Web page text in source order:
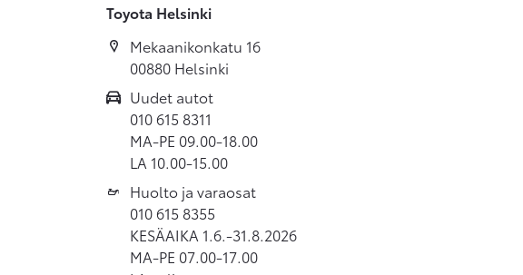
Toyota Helsinki
Mekaanikonkatu 16
00880 Helsinki
Uudet autot
010 615 8311
MA-PE 09.00-18.00
LA 10.00-15.00
Huolto ja varaosat
010 615 8355
KESÄAIKA 1.6.-31.8.2026
MA-PE 07.00-17.00